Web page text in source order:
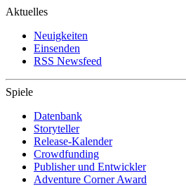
Aktuelles
Neuigkeiten
Einsenden
RSS Newsfeed
Spiele
Datenbank
Storyteller
Release-Kalender
Crowdfunding
Publisher und Entwickler
Adventure Corner Award